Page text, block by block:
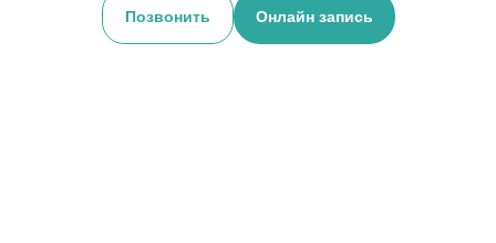
Позвонить Онлайн запись